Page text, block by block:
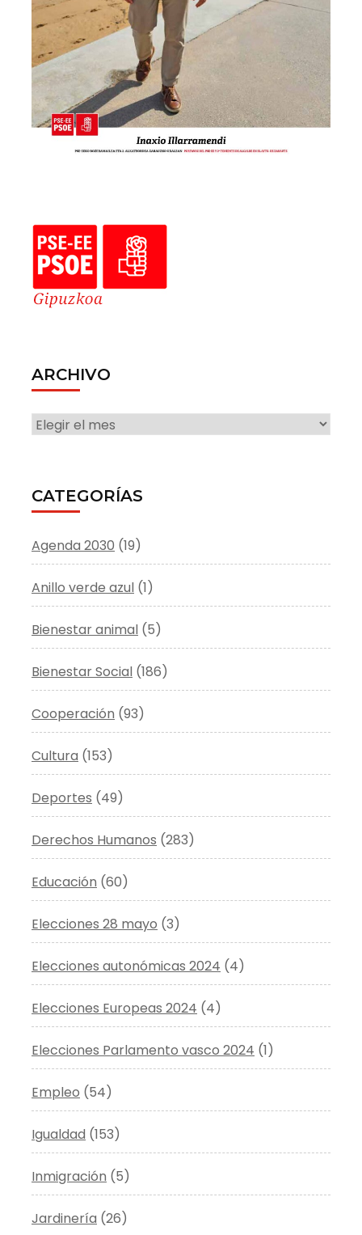
ARCHIVO
ARCHIVO
CATEGORÍAS
Agenda 2030 (19)
Anillo verde azul (1)
Bienestar animal (5)
Bienestar Social (186)
Cooperación (93)
Cultura (153)
Deportes (49)
Derechos Humanos (283)
Educación (60)
Elecciones 28 mayo (3)
Elecciones autonómicas 2024 (4)
Elecciones Europeas 2024 (4)
Elecciones Parlamento vasco 2024 (1)
Empleo (54)
Igualdad (153)
Inmigración (5)
Jardinería (26)